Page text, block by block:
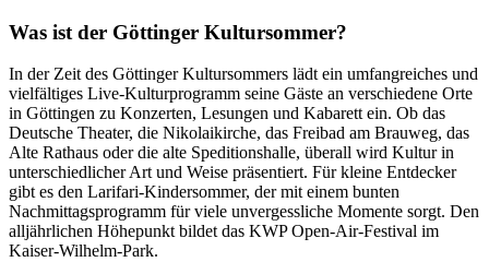
Was ist der Göttinger Kultursommer?
In der Zeit des Göttinger Kultursommers lädt ein umfangreiches und
vielfältiges Live-Kulturprogramm seine Gäste an verschiedene Orte
in Göttingen zu Konzerten, Lesungen und Kabarett ein. Ob das
Deutsche Theater, die Nikolaikirche, das Freibad am Brauweg, das
Alte Rathaus oder die alte Speditionshalle, überall wird Kultur in
unterschiedlicher Art und Weise präsentiert. Für kleine Entdecker
gibt es den Larifari-Kindersommer, der mit einem bunten
Nachmittagsprogramm für viele unvergessliche Momente sorgt. Den
alljährlichen Höhepunkt bildet das KWP Open-Air-Festival im
Kaiser-Wilhelm-Park.